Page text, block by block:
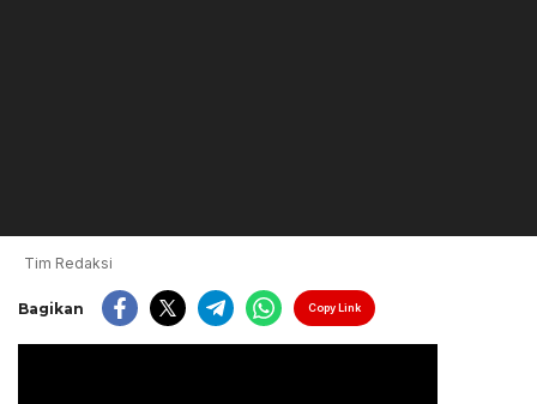
Tim Redaksi
Bagikan Copy Link